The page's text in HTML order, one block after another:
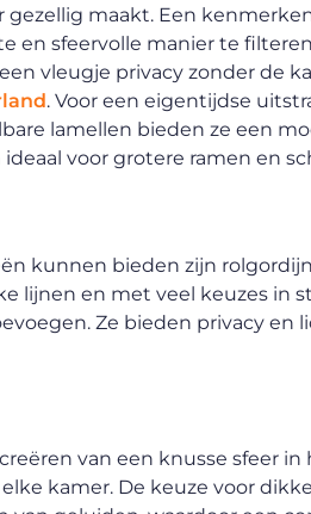
maakt. Een
sfeervolle manier te
vleugje privacy zonder de
. Voor een eigentijdse
lamellen bieden ze een
voor grotere ramen en
kunnen bieden zijn
lijnen en met veel keuzes in
Ze bieden privacy en
van een knusse sfeer
kamer. De keuze voor